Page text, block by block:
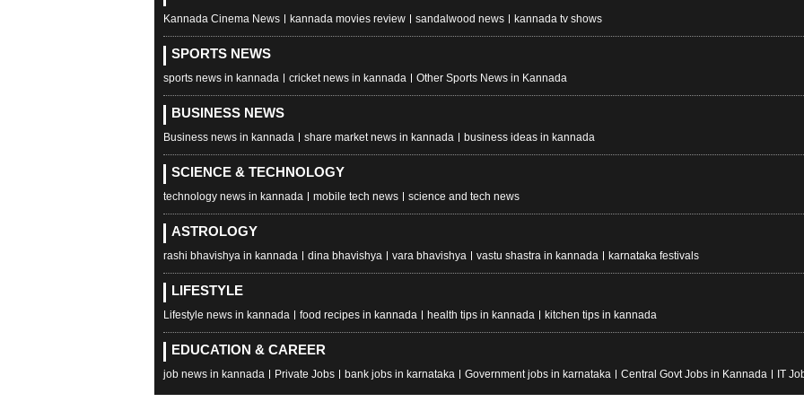
Kannada Cinema News kannada movies review sandalwood news kannada tv shows
SPORTS NEWS
sports news in kannada cricket news in kannada Other Sports News in Kannada
BUSINESS NEWS
Business news in kannada share market news in kannada business ideas in kannada
SCIENCE & TECHNOLOGY
technology news in kannada mobile tech news science and tech news
ASTROLOGY
rashi bhavishya in kannada dina bhavishya vara bhavishya vastu shastra in kannada karnataka festivals
LIFESTYLE
Lifestyle news in kannada food recipes in kannada health tips in kannada kitchen tips in kannada
EDUCATION & CAREER
job news in kannada Private Jobs bank jobs in karnataka Government jobs in karnataka Central Govt Jobs in Kannada IT